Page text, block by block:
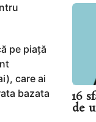
pe piață
care ai
bazata
16
de